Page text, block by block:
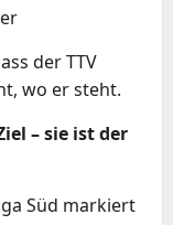
der TTV
wo er steht.
– sie ist der
Süd markiert